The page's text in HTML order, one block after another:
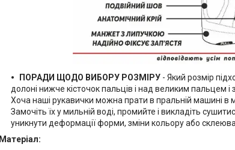
ПОРАДИ ЩОДО ВИБОРУ РОЗМІРУ - Який розмір
долоні нижче кісточок пальців і над великим пальцем і
Хоча наші рукавички можна прати в пральній машині в
Замочіть їх у мильній воді, промийте і викладіть
уникнути деформації форми, зміни кольору або
Матеріал: